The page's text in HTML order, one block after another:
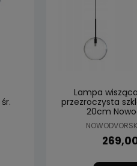
Lampa wisząca
przezroczysta
20cm